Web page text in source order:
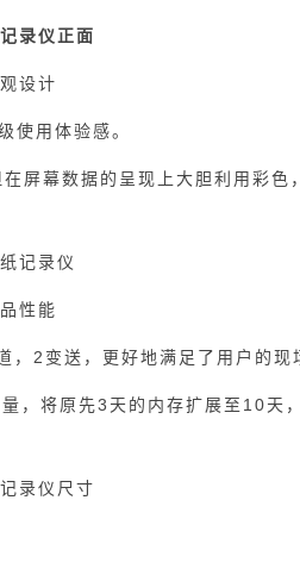
计
用体验感。
幕数据的呈现上大胆利用彩色
能
2变送，更好地满足了用户的现
将原先3天的内存扩展至10天